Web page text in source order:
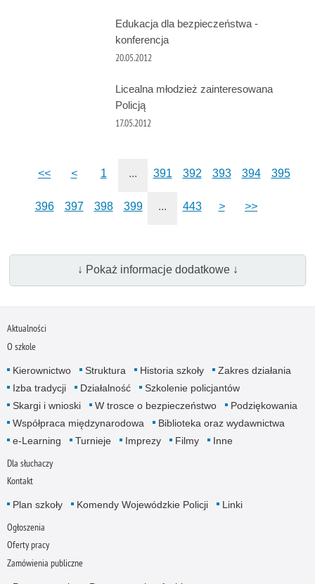
Edukacja dla bezpieczeństwa -
konferencja
20.05.2012
Licealna młodzież zainteresowana
Policją
17.05.2012
<< < 1 ... 391 392 393 394 395
396 397 398 399 ... 443 > >>
↓ Pokaż informacje dodatkowe ↓
Aktualności
O szkole
Kierownictwo Struktura Historia szkoły
Zakres działania
Izba tradycji
Działalność
Szkolenie policjantów
Skargi i wnioski
W trosce o bezpieczeństwo
Podziękowania
Współpraca międzynarodowa
Biblioteka oraz wydawnictwa
e-Learning
Turnieje Imprezy Filmy Inne
Dla słuchaczy
Kontakt
Plan szkoły Komendy Wojewódzkie Policji Linki
Ogłoszenia
Oferty pracy
Zamówienia publiczne